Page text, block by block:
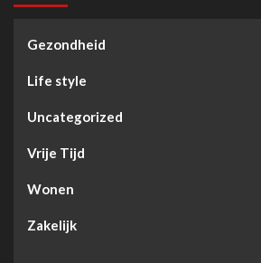
Gezondheid
Life style
Uncategorized
Vrije Tijd
Wonen
Zakelijk